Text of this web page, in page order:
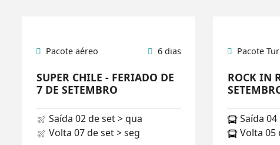
Pacote aéreo 6 dias
SUPER CHILE - FERIADO DE
7 DE SETEMBRO
Saída 02 de set > qua
Volta 07 de set > seg
Pacote
ROCK IN
Saída
Volta 05